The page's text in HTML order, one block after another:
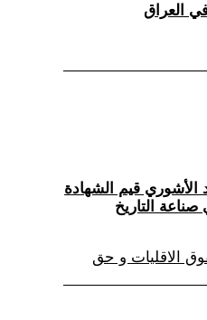
الأشوري قيم الشهادة
التاريخ
الاقليات و حق